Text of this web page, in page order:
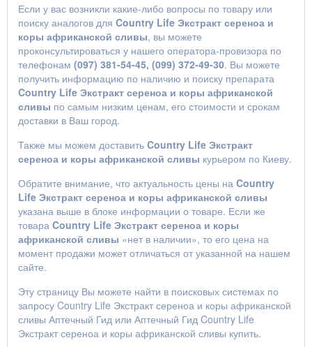
Если у вас возникли какие-либо вопросы по товару или
поиску аналогов для Country Life Экстракт сереноа и
коры африканской сливы, вы можете
проконсультироваться у нашего оператора-провизора по
телефонам (097) 381-54-45, (099) 372-49-30. Вы можете
получить информацию по наличию и поиску препарата
Country Life Экстракт сереноа и коры африканской
сливы по самым низким ценам, его стоимости и срокам
доставки в Ваш город.
Также мы можем доставить Country Life Экстракт
сереноа и коры африканской сливы курьером по Киеву.
Обратите внимание, что актуальность цены на Country
Life Экстракт сереноа и коры африканской сливы
указана выше в блоке информации о товаре. Если же
товара Country Life Экстракт сереноа и коры
африканской сливы «нет в наличии», то его цена на
момент продажи может отличаться от указанной на нашем
сайте.
Эту страницу Вы можете найти в поисковых системах по
запросу Country Life Экстракт сереноа и коры африканской
сливы Аптечный Гид или Аптечный Гид Country Life
Экстракт сереноа и коры африканской сливы купить.